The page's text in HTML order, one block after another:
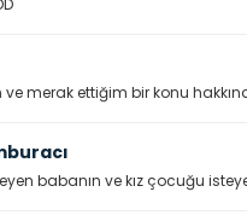
merak ettiğim bir konu
babanın ve kız çocuğu